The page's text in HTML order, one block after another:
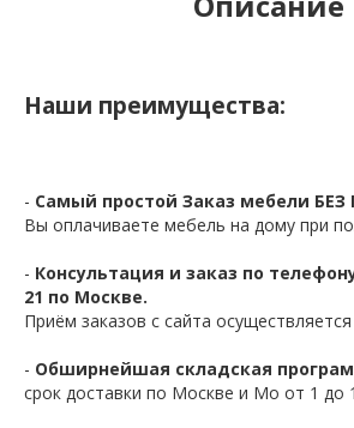
Наши преимущества:
- Самый простой Заказ мебели
Вы оплачиваете мебель на дому при
- Консультация и заказ по
21 по Москве.
Приём заказов с сайта
- Обширнейшая складская
срок доставки по Москве и Мо от 1 до